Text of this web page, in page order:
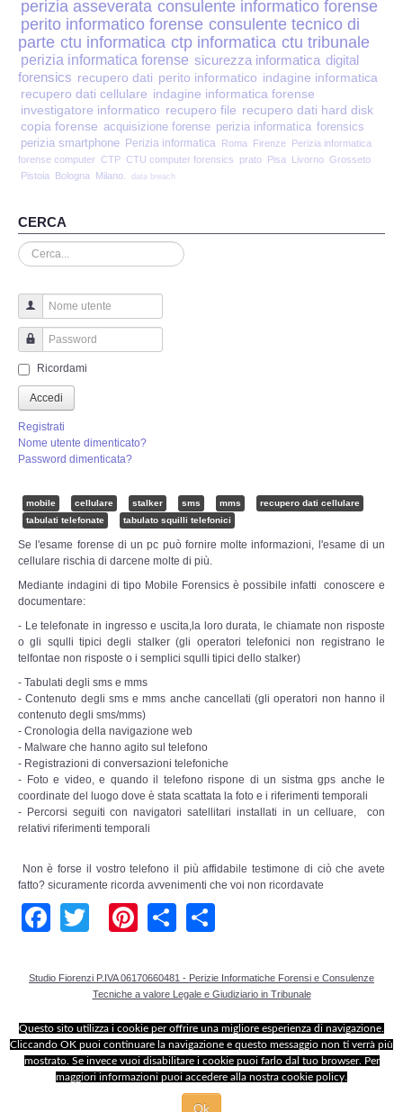
Incarichi CTU e CTP
Perizia Centralini PBX e VOIP
Perizia Estimo
Perizia Documento informatico
Perizia Cloud
Perizia E-mail
Perizia Truffa Banca e Online
Perizia Dash Cam
Perizia software spia
Perizia Controllo lavoratori
Perizia DVR
Perizia IoT e IIoT
Perizia Ransomware Malware
Perizia Incidente Stradale
Perizia Data Breach
INDAGINI DIGITALI
Digital Intelligence OSINT
Indagini Smartphone,Tablet
Bonifiche Digitali
Forensics Readiness
Incident Response
perizia asseverata consulente informatico forense
perito informatico forense consulente tecnico di
parte ctu informatica ctp informatica ctu tribunale
perizia informatica forense sicurezza informatica digital
forensics recupero dati perito informatico indagine informatica
recupero dati cellulare indagine informatica forense
investigatore informatico recupero file recupero dati hard disk
copia forense acquisizione forense perizia informatica forensics
perizia smartphone Perizia informatica Roma Firenze Perizia informatica
forense computer CTP CTU computer forensics prato Pisa Livorno Grosseto
Pistoia
Bologna Milano. data breach
CERCA
Cerca...
Nome utente
Password
Ricordami
Accedi
Registrati
Nome utente dimenticato?
Password dimenticata?
mobile cellulare stalker sms mms
recupero dati cellulare
tabulati telefonate
tabulato squilli telefonici
Se l'esame forense di un pc può fornire molte informazioni, l'esame di un
cellulare rischia di darcene molte di più.
Mediante indagini di tipo Mobile Forensics è possibile infatti conoscere e
documentare:
- Le telefonate in ingresso e uscita,la loro durata, le chiamate non risposte
o gli squlli tipici degli stalker (gli operatori telefonici non registrano le
telfontae non risposte o i semplici squlli tipici dello stalker)
- Tabulati degli sms e mms
- Contenuto degli sms e mms anche cancellati (gli operatori non hanno il
contenuto degli sms/mms)
- Cronologia della navigazione web
- Malware che hanno agito sul telefono
- Registrazioni di conversazioni telefoniche
- Foto e video, e quando il telefono rispone di un sistma gps anche le
coordinate del luogo dove è stata scattata la foto e i riferimenti temporali
- Percorsi seguiti con navigatori satellitari installati in un celluare, con
relativi riferimenti temporali
Non è forse il vostro telefono il più affidabile testimone di ciò che avete
fatto? sicuramente ricorda avvenimenti che voi non ricordavate
Facebook
TwitterPinterest
Share
Studio Fiorenzi P.IVA 06170660481 - Perizie Informatiche Forensi e Consulenze
Tecniche a valore Legale e Giudiziario in Tribunale
Questo sito utilizza i cookie per offrire una migliore esperienza di navigazione.
Cliccando OK puoi continuare la navigazione e questo messaggio non ti verrà più
mostrato. Se invece vuoi disabilitare i cookie puoi farlo dal tuo browser. Per
maggiori informazioni puoi accedere alla nostra cookie policy.
Ok